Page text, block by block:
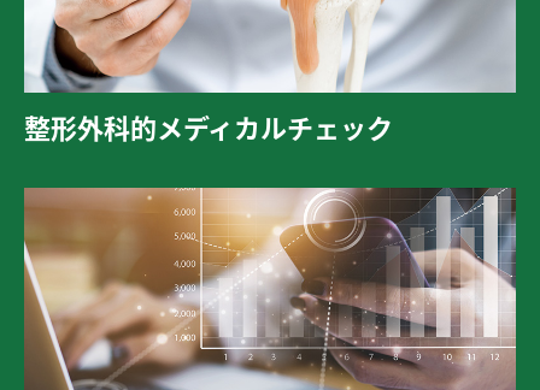
整形外科的メディカルチェック